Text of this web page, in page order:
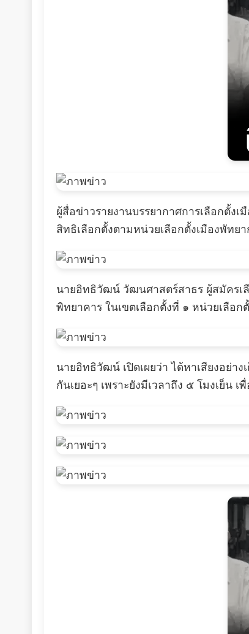
ผู้สื่อข่าวรายงานบรรยากาศการเลือกตั้
สิทธิเลือกตั้งตามหน่วยเลือกตั้งเมืองพัทย
นายอิทธิวัฒน์ วัฒนศาสตร์สาธร ผู้สมัครเ
พิทยาคาร ในเขตเลือกตั้งที่ ๑ หน่วยเลือ
นายอิทธิวัฒน์ เปิดเผยว่า ได้หาเสียงอย่
กันเยอะๆ เพราะยังมีเวลาถึง ๕ โมงเย็น